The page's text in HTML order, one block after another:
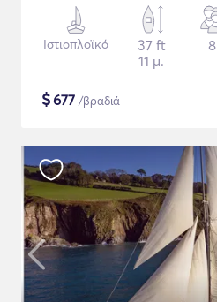
Ιστιοπλοϊκό
37 ft
11 μ.
8
$677 /βραδιά